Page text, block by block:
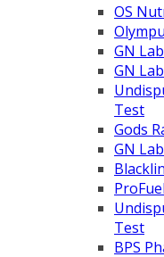
OS
GN
GN
Test
Gods
GN
Test
BPS